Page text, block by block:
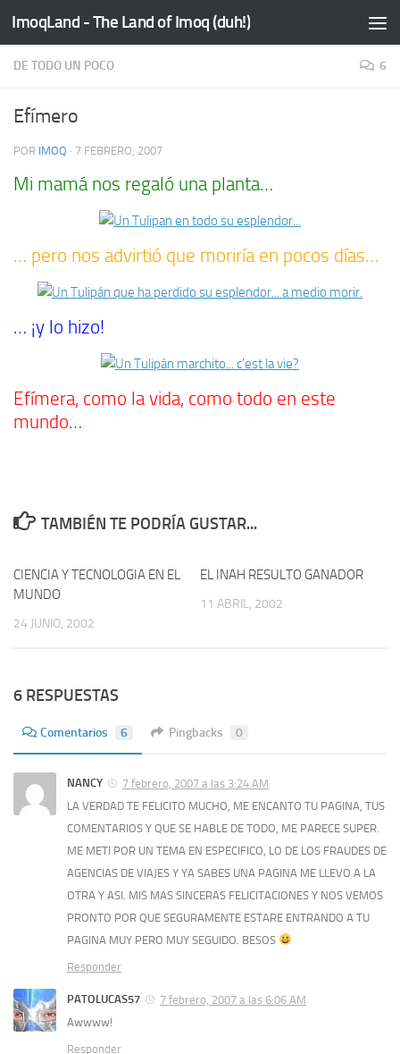
Saltar al contenido
ImoqLand - The Land of Imoq (duh!)
DE TODO UN POCO 6
Efímero
POR IMOQ · 7 FEBRERO, 2007
Mi mamá nos regaló una planta…
… pero nos advirtió que moriría en pocos días…
… ¡y lo hizo!
Efímera, como la vida, como todo en este
mundo…
TAMBIÉN TE PODRÍA GUSTAR...
CIENCIA Y TECNOLOGIA EN EL
MUNDO
24 JUNIO, 2002
EL INAH RESULTO GANADOR
11 ABRIL, 2002
6 RESPUESTAS
Comentarios 6 Pingbacks 0
NANCY
7 febrero, 2007 a las 3:24 AM
LA VERDAD TE FELICITO MUCHO, ME ENCANTO TU PAGINA, TUS
COMENTARIOS Y QUE SE HABLE DE TODO, ME PARECE SUPER.
ME METI POR UN TEMA EN ESPECIFICO, LO DE LOS FRAUDES DE
AGENCIAS DE VIAJES Y YA SABES UNA PAGINA ME LLEVO A LA
OTRA Y ASI. MIS MAS SINCERAS FELICITACIONES Y NOS VEMOS
PRONTO POR QUE SEGURAMENTE ESTARE ENTRANDO A TU
PAGINA MUY PERO MUY SEGUIDO. BESOS
Responder
PATOLUCAS57
7 febrero, 2007 a las 6:06 AM
Awwww!
Responder